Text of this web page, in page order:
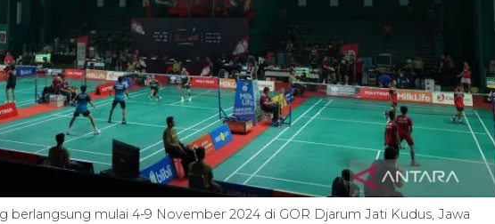
berlangsung mulai 4-9 November 2024 di GOR Djarum Jati Kudus, Jawa